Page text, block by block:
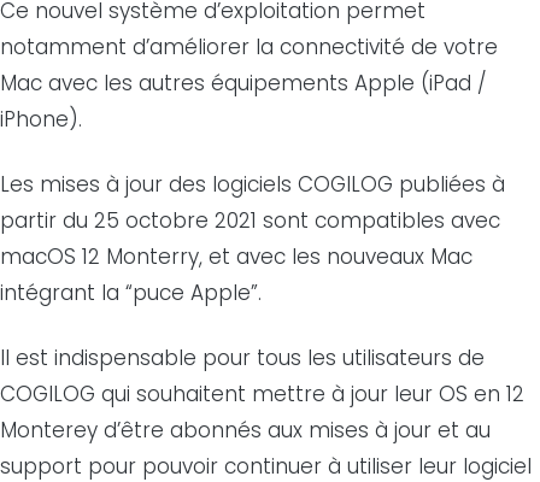
Ce nouvel système d’exploitation permet
notamment d’améliorer la connectivité de votre
Mac avec les autres équipements Apple (iPad /
iPhone).
Les mises à jour des logiciels COGILOG publiées à
partir du 25 octobre 2021 sont compatibles avec
macOS 12 Monterry, et avec les nouveaux Mac
intégrant la “puce Apple”.
Il est indispensable pour tous les utilisateurs de
COGILOG qui souhaitent mettre à jour leur OS en 12
Monterey d’être abonnés aux mises à jour et au
support pour pouvoir continuer à utiliser leur logiciel